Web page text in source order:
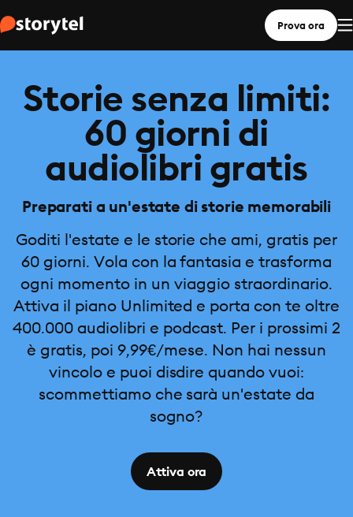
Prova ora
Storie senza limiti:
60 giorni di
audiolibri gratis
Preparati a un'estate di storie memorabili
Goditi l'estate e le storie che ami, gratis per
60 giorni. Vola con la fantasia e trasforma
ogni momento in un viaggio straordinario.
Attiva il piano Unlimited e porta con te oltre
400.000 audiolibri e podcast. Per i prossimi 2
è gratis, poi 9,99€/mese. Non hai nessun
vincolo e puoi disdire quando vuoi:
scommettiamo che sarà un'estate da
sogno?
Attiva ora